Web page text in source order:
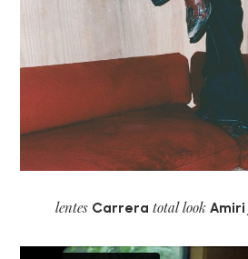
lentes Carrera total look Amiri